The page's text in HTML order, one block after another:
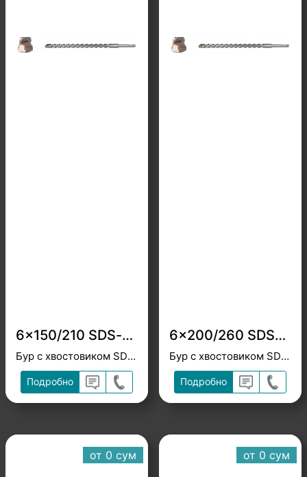
6x150/210 SDS-plus Heller
Бур с хвостовиком SDS-plus
Подробно
6x200/260 SDS-plus Heller
Бур с хвостовиком SDS-plus
Подробно
от 0 cум от 0 cум